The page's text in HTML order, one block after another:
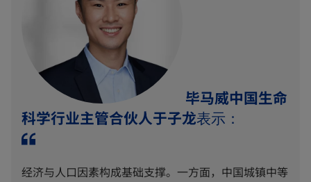
毕马威中国生命
科学行业主管合伙人于子龙表示：
经济与人口因素构成基础支撑。一方面，中国城镇中等